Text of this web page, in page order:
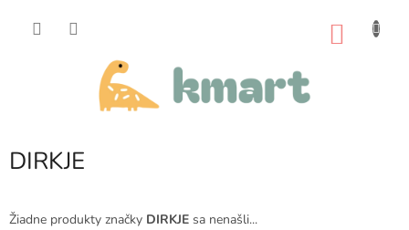
DIRKJE
Žiadne produkty značky DIRKJE sa nenašli...